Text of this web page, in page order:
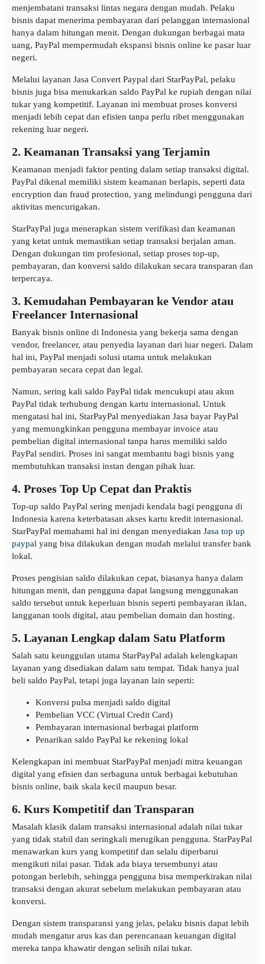
menjembatani transaksi lintas negara dengan mudah. Pelaku
bisnis dapat menerima pembayaran dari pelanggan internasional
hanya dalam hitungan menit. Dengan dukungan berbagai mata
uang, PayPal mempermudah ekspansi bisnis online ke pasar luar
negeri.
Melalui layanan Jasa Convert Paypal dari StarPayPal, pelaku
bisnis juga bisa menukarkan saldo PayPal ke rupiah dengan nilai
tukar yang kompetitif. Layanan ini membuat proses konversi
menjadi lebih cepat dan efisien tanpa perlu ribet menggunakan
rekening luar negeri.
2. Keamanan Transaksi yang Terjamin
Keamanan menjadi faktor penting dalam setiap transaksi digital.
PayPal dikenal memiliki sistem keamanan berlapis, seperti data
encryption dan fraud protection, yang melindungi pengguna dari
aktivitas mencurigakan.
StarPayPal juga menerapkan sistem verifikasi dan keamanan
yang ketat untuk memastikan setiap transaksi berjalan aman.
Dengan dukungan tim profesional, setiap proses top-up,
pembayaran, dan konversi saldo dilakukan secara transparan dan
terpercaya.
3. Kemudahan Pembayaran ke Vendor atau
Freelancer Internasional
Banyak bisnis online di Indonesia yang bekerja sama dengan
vendor, freelancer, atau penyedia layanan dari luar negeri. Dalam
hal ini, PayPal menjadi solusi utama untuk melakukan
pembayaran secara cepat dan legal.
Namun, sering kali saldo PayPal tidak mencukupi atau akun
PayPal tidak terhubung dengan kartu internasional. Untuk
mengatasi hal ini, StarPayPal menyediakan Jasa bayar PayPal
yang memungkinkan pengguna membayar invoice atau
pembelian digital internasional tanpa harus memiliki saldo
PayPal sendiri. Proses ini sangat membantu bagi bisnis yang
membutuhkan transaksi instan dengan pihak luar.
4. Proses Top Up Cepat dan Praktis
Top-up saldo PayPal sering menjadi kendala bagi pengguna di
Indonesia karena keterbatasan akses kartu kredit internasional.
StarPayPal memahami hal ini dengan menyediakan Jasa top up
paypal yang bisa dilakukan dengan mudah melalui transfer bank
lokal.
Proses pengisian saldo dilakukan cepat, biasanya hanya dalam
hitungan menit, dan pengguna dapat langsung menggunakan
saldo tersebut untuk keperluan bisnis seperti pembayaran iklan,
langganan tools digital, atau pembelian domain dan hosting.
5. Layanan Lengkap dalam Satu Platform
Salah satu keunggulan utama StarPayPal adalah kelengkapan
layanan yang disediakan dalam satu tempat. Tidak hanya jual
beli saldo PayPal, tetapi juga layanan lain seperti:
Konversi pulsa menjadi saldo digital
Pembelian VCC (Virtual Credit Card)
Pembayaran internasional berbagai platform
Penarikan saldo PayPal ke rekening lokal
Kelengkapan ini membuat StarPayPal menjadi mitra keuangan
digital yang efisien dan serbaguna untuk berbagai kebutuhan
bisnis online, baik skala kecil maupun besar.
6. Kurs Kompetitif dan Transparan
Masalah klasik dalam transaksi internasional adalah nilai tukar
yang tidak stabil dan seringkali merugikan pengguna. StarPayPal
menawarkan kurs yang kompetitif dan selalu diperbarui
mengikuti nilai pasar. Tidak ada biaya tersembunyi atau
potongan berlebih, sehingga pengguna bisa memperkirakan nilai
transaksi dengan akurat sebelum melakukan pembayaran atau
konversi.
Dengan sistem transparansi yang jelas, pelaku bisnis dapat lebih
mudah mengatur arus kas dan perencanaan keuangan digital
mereka tanpa khawatir dengan selisih nilai tukar.